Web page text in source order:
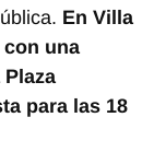
En Villa
una
para las 18